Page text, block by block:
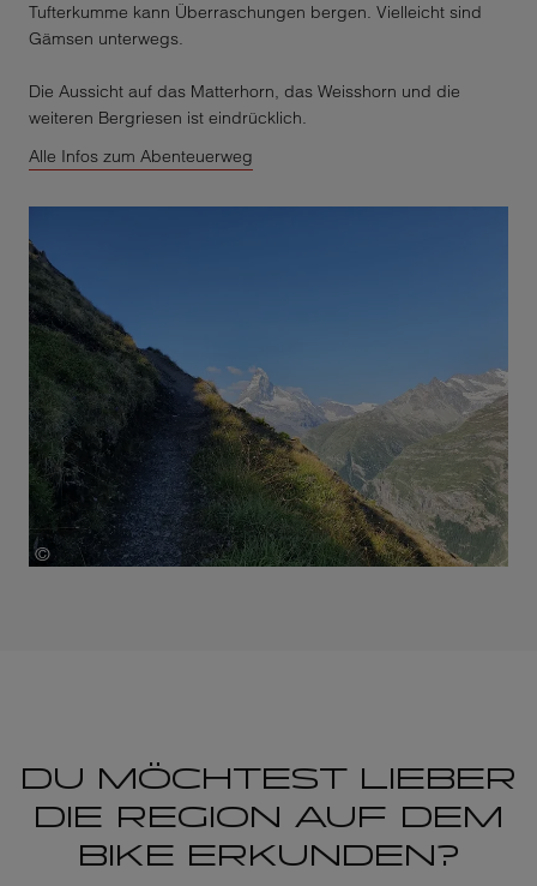
Tufterkumme kann Überraschungen bergen. Vielleicht sind
Gämsen unterwegs.
Die Aussicht auf das Matterhorn, das Weisshorn und die
weiteren Bergriesen ist eindrücklich.
Alle Infos zum Abenteuerweg
© Copyright: Autor: Fabienne Fux, Quelle: Zermatt Tourismus
DU MÖCHTEST LIEBER
DIE REGION AUF DEM
BIKE ERKUNDEN?